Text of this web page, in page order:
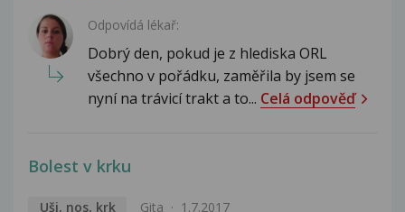
Odpovídá lékař:
Dobrý den, pokud je z hlediska ORL
všechno v pořádku, zaměřila by jsem se
nyní na trávicí trakt a to... Celá odpověď
Bolest v krku
Uši, nos, krk Gita 1.7.2017